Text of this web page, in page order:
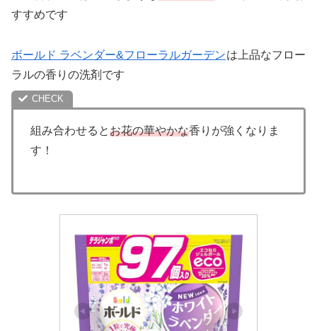
すすめです
ボールド ラベンダー&フローラルガーデンは上品なフロー
ラルの香りの洗剤です
組み合わせるとお花の華やかな香りが強くなりま
す！